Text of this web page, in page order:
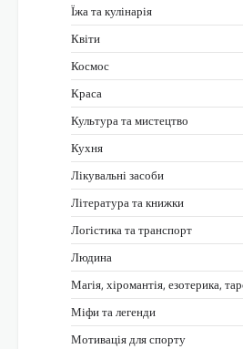
Їжа та кулінарія
Квіти
Космос
Краса
Культура та мистецтво
Кухня
Лікувальні засоби
Література та книжки
Логістика та транспорт
Людина
Магія, хіромантія, езотерика,
Міфи та легенди
Мотивація для спорту